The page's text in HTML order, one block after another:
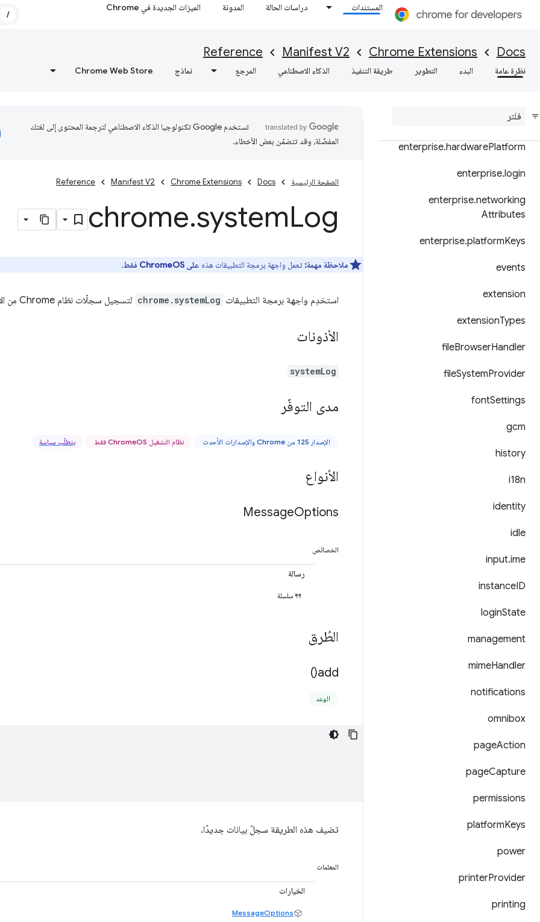
المستندات دراسات الحالة المدونة الميزات الجديدة في Chrome
/
Docs
Chrome Extensions
Manifest V2
Reference
نظرة عامة البدء التطوير طريقة التنفيذ الذكاء الاصطناعي المرجع نماذج Chrome Web Store
dns
dom
Attributes
enterprise.hardwarePlatform
enterprise.login
enterprise.networking
Attributes
enterprise.platformKeys
events
extension
extensionTypes
fileBrowserHandler
fileSystemProvider
fontSettings
gcm
history
i18n
identity
idle
input.ime
instanceID
loginState
management
mimeHandler
notifications
omnibox
pageAction
pageCapture
permissions
platformKeys
power
printerProvider
printing
تستخدم Google تكنولوجيا الذكاء الاصطناعي لترجمة المحتوى إلى لغتك
المفضّلة، وقد تتضمّن بعض الأخطاء.
الصفحة الرئيسية Docs
Chrome Extensions
Manifest V2
Reference
chrome.systemLog
ملاحظة مهمة: تعمل واجهة برمجة التطبيقات هذه على ChromeOS فقط .
استخدِم واجهة برمجة التطبيقات chrome.systemLog لتسجيل سجلّات نظام Chrome من الإضافات.
الأذونات
systemLog
مدى التوفّر
الإصدار 125 من Chrome والإصدارات الأحدث نظام التشغيل ChromeOS فقط يتطلّب سياسة
الأنواع
MessageOptions
الخصائص
رسالة
سلسلة
الطُرق
add(
)
الوعد
تضيف هذه الطريقة سجلّ بيانات جديدًا.
المعلمات
الخيارات
MessageOptions